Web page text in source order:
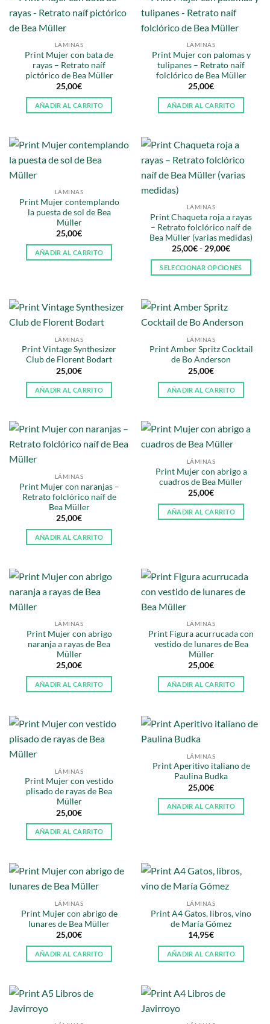
LÁMINAS
Print Mujer con bata de
rayas – Retrato naíf
pictórico de Bea Müller
25,00€
AÑADIR AL CARRITO
LÁMINAS
Print Mujer con palomas y
tulipanes – Retrato naíf
folclórico de Bea Müller
25,00€
AÑADIR AL CARRITO
LÁMINAS
Print Mujer contemplando
la puesta de sol de Bea
Müller
25,00€
AÑADIR AL CARRITO
LÁMINAS
Print Chaqueta roja a rayas
– Retrato folclórico naíf de
Bea Müller (varias medidas)
25,00€-29,00€Rango
precios:
desde
SELECCIONAR OPCIONES
tiene
múltiples
Las
opciones
se
pueden
elegir
página
de
producto
LÁMINAS
Print Vintage Synthesizer
Club de Florent Bodart
25,00€
AÑADIR AL CARRITO
LÁMINAS
Print Amber Spritz Cocktail
de Bo Anderson
25,00€
AÑADIR AL CARRITO
LÁMINAS
Print Mujer con naranjas –
Retrato folclórico naíf de
Bea Müller
25,00€
AÑADIR AL CARRITO
LÁMINAS
Print Mujer con abrigo a
cuadros de Bea Müller
25,00€
AÑADIR AL CARRITO
LÁMINAS
Print Mujer con abrigo
naranja a rayas de Bea
Müller
25,00€
AÑADIR AL CARRITO
LÁMINAS
Print Figura acurrucada con
vestido de lunares de Bea
Müller
25,00€
AÑADIR AL CARRITO
LÁMINAS
Print Mujer con vestido
plisado de rayas de Bea
Müller
25,00€
AÑADIR AL CARRITO
LÁMINAS
Print Aperitivo italiano de
Paulina Budka
25,00€
AÑADIR AL CARRITO
LÁMINAS
Print Mujer con abrigo de
lunares de Bea Müller
25,00€
AÑADIR AL CARRITO
LÁMINAS
Print A4 Gatos, libros, vino
de María Gómez
14,95€
AÑADIR AL CARRITO